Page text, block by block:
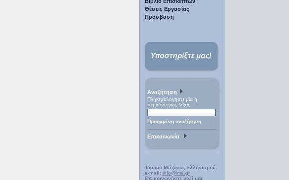
Θέσεις Εργασίας
Πρόσβαση
Αναζήτηση
Πληκτρολογήστε μία ή
περισσότερες λέξεις
Προηγμένη αναζήτηση
Επικοινωνία
Ίδρυμα Μείζονος Ελληνισμού
e-mail: info@ime.gr
Επικοινωνήστε μαζί μας